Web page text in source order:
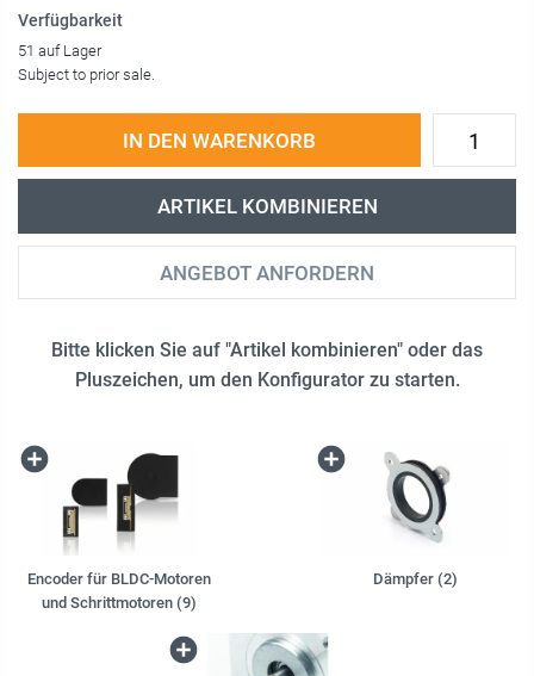
Verfügbarkeit
51 auf Lager
Subject to prior sale.
IN DEN WARENKORB
ARTIKEL KOMBINIEREN
ANGEBOT ANFORDERN
Bitte klicken Sie auf "Artikel kombinieren" oder das
Pluszeichen, um den Konfigurator zu starten.
Encoder für BLDC-Motoren
und Schrittmotoren (9)
Dämpfer (2)